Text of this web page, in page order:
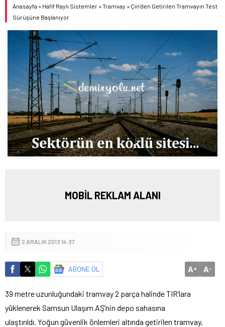
Anasayfa » Hafif Raylı Sistemler »Tramvay » Çin’den Getirilen Tramvayın Test
Sürüşüne Başlanıyor
MOBİL REKLAM ALANI
2 ARALIK 2013 14:37
ABONE OL A+ A-
39 metre uzunluğundaki tramvay 2 parça halinde TIR’lara
yüklenerek Samsun Ulaşım AŞ’nin depo sahasına
ulaştırıldı. Yoğun güvenlik önlemleri altında getirilen tramvay,